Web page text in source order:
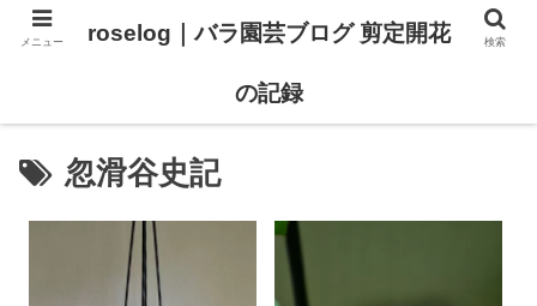
忽滑谷史記
メニュー roselog｜バラ園芸ブログ 剪定開花
の記録
検索